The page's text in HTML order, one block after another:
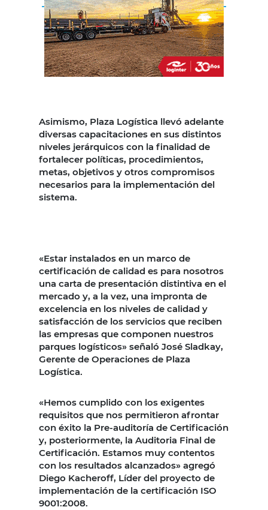
Asimismo, Plaza Logística llevó adelante
diversas capacitaciones en sus distintos
niveles jerárquicos con la finalidad de
fortalecer políticas, procedimientos,
metas, objetivos y otros compromisos
necesarios para la implementación del
sistema.
«Estar instalados en un marco de
certificación de calidad es para nosotros
una carta de presentación distintiva en el
mercado y, a la vez, una impronta de
excelencia en los niveles de calidad y
satisfacción de los servicios que reciben
las empresas que componen nuestros
parques logísticos» señaló José Sladkay,
Gerente de Operaciones de Plaza
Logística.
«Hemos cumplido con los exigentes
requisitos que nos permitieron afrontar
con éxito la Pre-auditoría de Certificación
y, posteriormente, la Auditoria Final de
Certificación. Estamos muy contentos
con los resultados alcanzados» agregó
Diego Kacheroff, Líder del proyecto de
implementación de la certificación ISO
9001:2008.